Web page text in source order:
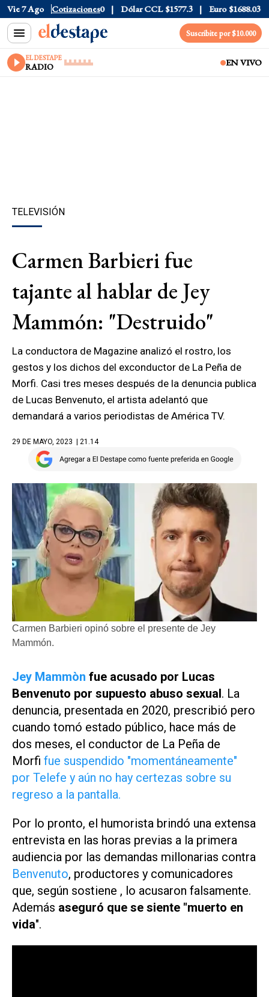
Vie 7 Ago Cotizaciones
Dólar Blue $1530 Dólar CCL $1577.3 Euro $1688.03
Suscribite por $10.000
EL DESTAPE
RADIO EN VIVO
TELEVISIÓN
Carmen Barbieri fue
tajante al hablar de Jey
Mammón: "Destruido"
La conductora de Magazine analizó el rostro, los
gestos y los dichos del exconductor de La Peña de
Morfi. Casi tres meses después de la denuncia publica
de Lucas Benvenuto, el artista adelantó que
demandará a varios periodistas de América TV.
29 DE MAYO, 2023 | 21.14
Carmen Barbieri opinó sobre el presente de Jey
Mammón.
Jey Mammòn fue acusado por Lucas
Benvenuto por supuesto abuso sexual. La
denuncia, presentada en 2020, prescribió pero
cuando tomó estado público, hace más de
dos meses, el conductor de La Peña de
Morfi fue suspendido "momentáneamente"
por Telefe y aún no hay certezas sobre su
regreso a la pantalla.
Por lo pronto, el humorista brindó una extensa
entrevista en las horas previas a la primera
audiencia por las demandas millonarias contra
Benvenuto, productores y comunicadores
que, según sostiene , lo acusaron falsamente.
Además aseguró que se siente "muerto en
vida".